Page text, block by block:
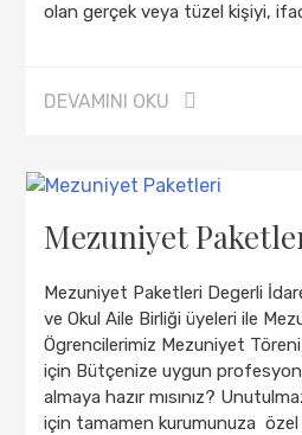
olan gerçek veya tüzel kişiyi,
DEVAMINI OKU
Mezuniyet
Mezuniyet Paketleri Degerli
ve Okul Aile Birliği üyeleri ile
Ögrencilerimiz Mezuniyet Töreni
için Bütçenize uygun
almaya hazır mısınız?
için tamamen kurumunuza